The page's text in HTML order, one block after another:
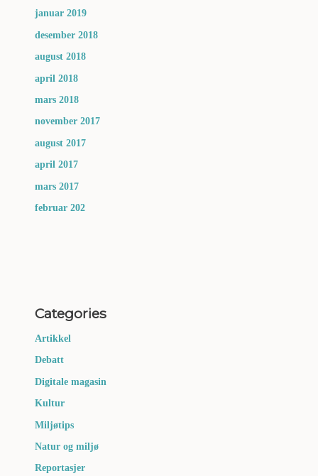
januar 2019
desember 2018
august 2018
april 2018
mars 2018
november 2017
august 2017
april 2017
mars 2017
februar 202
Categories
Artikkel
Debatt
Digitale magasin
Kultur
Miljøtips
Natur og miljø
Reportasjer